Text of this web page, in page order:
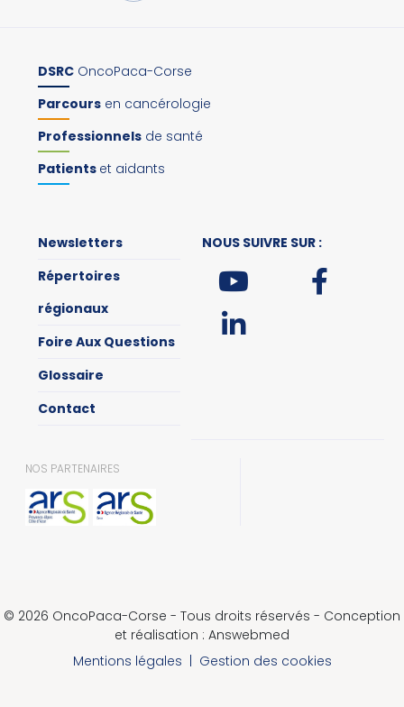
DSRC OncoPaca-Corse
Parcours en cancérologie
Professionnels de santé
Patients et aidants
Newsletters
Répertoires
régionaux
Foire Aux Questions
Glossaire
Contact
NOUS SUIVRE SUR :
NOS PARTENAIRES
© 2026 OncoPaca-Corse - Tous droits réservés - Conception
et réalisation : Answebmed
Mentions légales
Gestion des cookies